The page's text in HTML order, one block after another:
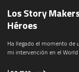
Los Story
Héroes
Ha llegado el momento de
mi intervención en el